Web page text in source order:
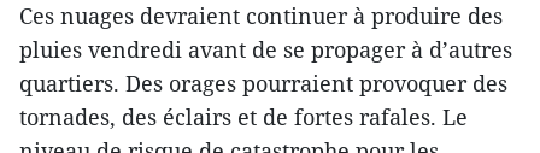
Ces nuages devraient continuer à produire des
pluies vendredi avant de se propager à d’autres
quartiers. Des orages pourraient provoquer des
tornades, des éclairs et de fortes rafales. Le